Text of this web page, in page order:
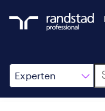
Experten
Suche